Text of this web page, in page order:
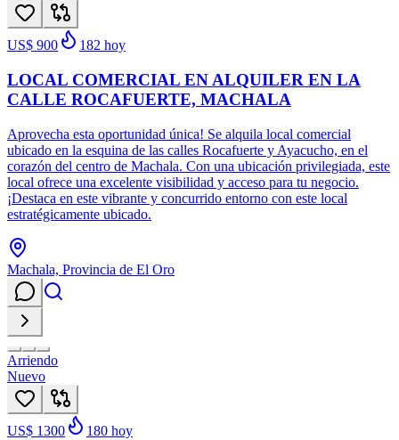
US$ 900 182 hoy
LOCAL COMERCIAL EN ALQUILER EN LA
CALLE ROCAFUERTE, MACHALA
Aprovecha esta oportunidad única! Se alquila local comercial
ubicado en la esquina de las calles Rocafuerte y Ayacucho, en el
corazón del centro de Machala. Con una ubicación privilegiada, este
local ofrece una excelente visibilidad y acceso para tu negocio.
¡Destaca en este vibrante y concurrido entorno con este local
estratégicamente ubicado.
Machala, Provincia de El Oro
Arriendo
Nuevo
US$ 1300 180 hoy